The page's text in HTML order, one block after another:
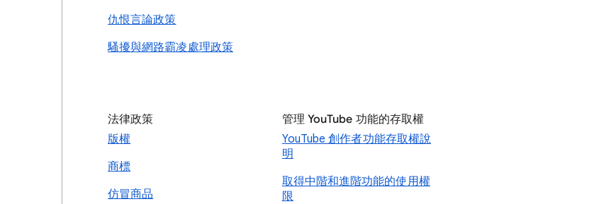
仇恨言論政策
騷擾與網路霸凌處理政策
法律政策
版權
商標
仿冒商品
管理 YouTube 功能的存取權
YouTube 創作者功能存取權說
明
取得中階和進階功能的使用權
限